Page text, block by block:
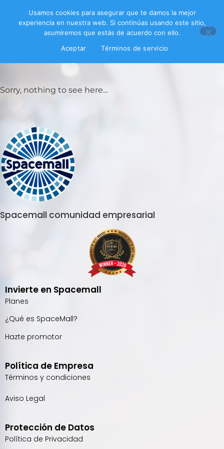
Sorry, nothing to see here...
Spacemall comunidad empresarial
Invierte en Spacemall
Planes
¿Qué es SpaceMall?
Hazte promotor
Política de Empresa
Términos y condiciones
Aviso Legal
Protección de Datos
Política de Privacidad
Usamos cookies para asegurar que te damos la mejor
experiencia en nuestra web. Si continúas usando este sitio,
asumiremos que estás de acuerdo con ello.
Aceptar
Términos de servicio